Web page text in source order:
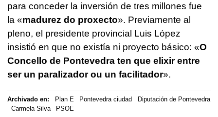
para conceder la inversión de tres millones fue
la «madurez do proxecto». Previamente al
pleno, el presidente provincial Luis López
insistió en que no existía ni proyecto básico: «O
Concello de Pontevedra ten que elixir entre
ser un paralizador ou un facilitador».
Archivado en: Plan E Pontevedra ciudad
Diputación de Pontevedra
Carmela Silva
PSOE